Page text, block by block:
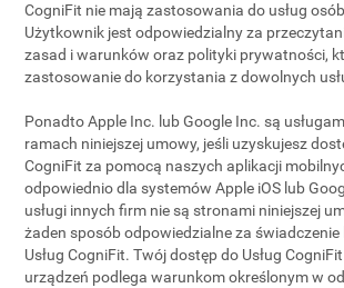
CogniFit nie mają zastosowania do usług
Użytkownik jest odpowiedzialny za
zasad i warunków oraz polityki prywatności,
zastosowanie do korzystania z dowolnych
Ponadto Apple Inc. lub Google Inc. są
ramach niniejszej umowy, jeśli uzyskujesz
CogniFit za pomocą naszych aplikacji
odpowiednio dla systemów Apple iOS lub
usługi innych firm nie są stronami niniejszej
żaden sposób odpowiedzialne za
Usług CogniFit. Twój dostęp do Usług
urządzeń podlega warunkom określonym w